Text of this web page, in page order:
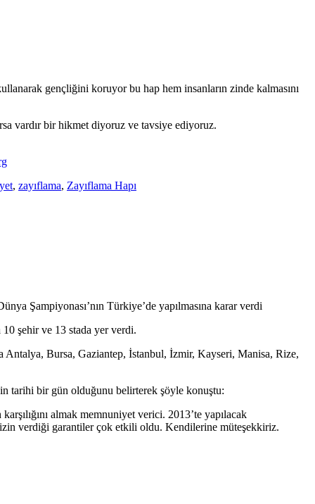
gençliğini koruyor bu hap hem insanların zinde kalmasını
vardır bir hikmet diyoruz ve tavsiye ediyoruz.
, zayıflama, Zayıflama Hapı
Şampiyonası’nın Türkiye’de yapılmasına karar verdi
şehir ve 13 stada yer verdi.
Antalya, Bursa, Gaziantep, İstanbul, İzmir, Kayseri, Manisa, Rize,
tarihi bir gün olduğunu belirterek şöyle konuştu:
almak memnuniyet verici. 2013’te yapılacak
verdiği garantiler çok etkili oldu. Kendilerine müteşekkiriz.